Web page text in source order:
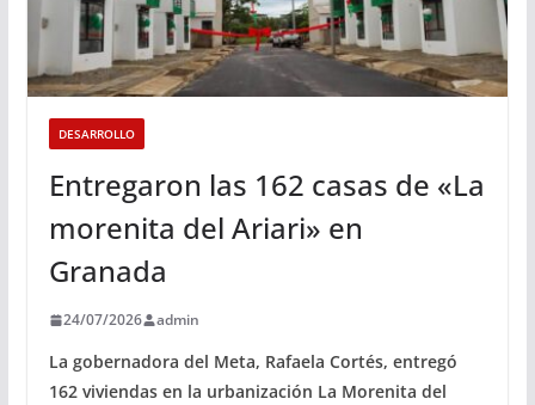
DESARROLLO
Entregaron las 162 casas de «La
morenita del Ariari» en
Granada
24/07/2026 admin
La gobernadora del Meta, Rafaela Cortés, entregó
162 viviendas en la urbanización La Morenita del